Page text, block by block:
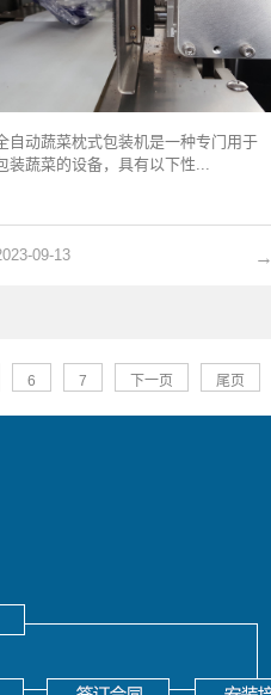
自动蔬菜枕式包装机是一种专门用于
装蔬菜的设备，具有以下性...
→
09-13
6 7 下一页 尾页